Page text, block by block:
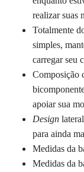
realizar suas
Totalmente
simples,
carregar seu
Composição
apoiar sua
Design
para ainda
Medidas da
Medidas da